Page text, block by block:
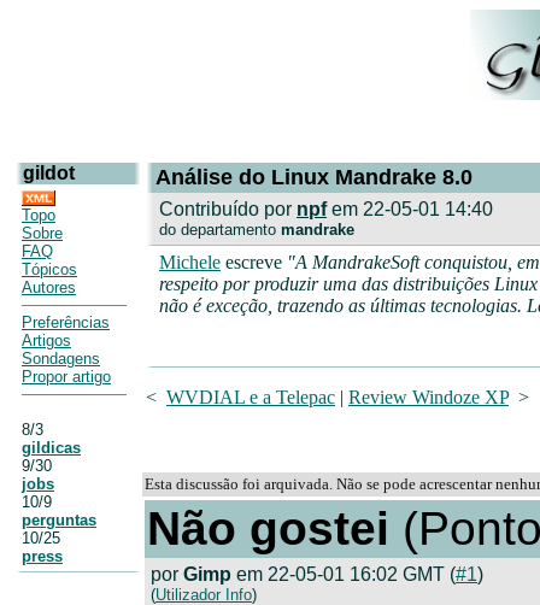
gildot
Topo
Sobre
FAQ
Tópicos
Autores
Preferências
Artigos
Sondagens
Propor artigo
8/3
gildicas
9/30
jobs
10/9
perguntas
10/25
press
Análise do Linux Mandrake 8.0
Contribuído por npfem 22-05-01 14:40
do departamento mandrake
Michele escreve "A MandrakeSoft conquistou,
respeito por produzir uma das distribuições
não é exceção, trazendo as últimas tecnologias.
< WVDIAL e a Telepac | Review Windoze XP>
Esta discussão foi arquivada. Não se pode acrescentar
Não gostei
por Gimp em 22-05-01 16:02 GMT (#1)
(Utilizador Info)